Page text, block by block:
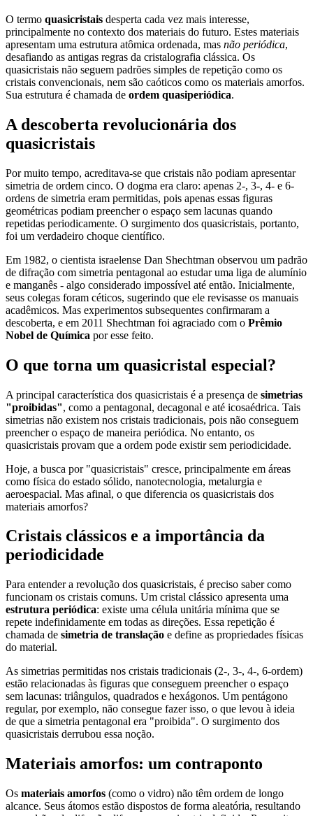
O termo quasicristais desperta cada vez mais interesse,
principalmente no contexto dos materiais do futuro. Estes materiais
apresentam uma estrutura atômica ordenada, mas não periódica,
desafiando as antigas regras da cristalografia clássica. Os
quasicristais não seguem padrões simples de repetição como os
cristais convencionais, nem são caóticos como os materiais amorfos.
Sua estrutura é chamada de ordem quasiperiódica.
A descoberta revolucionária dos
quasicristais
Por muito tempo, acreditava-se que cristais não podiam apresentar
simetria de ordem cinco. O dogma era claro: apenas 2-, 3-, 4- e 6-
ordens de simetria eram permitidas, pois apenas essas figuras
geométricas podiam preencher o espaço sem lacunas quando
repetidas periodicamente. O surgimento dos quasicristais, portanto,
foi um verdadeiro choque científico.
Em 1982, o cientista israelense Dan Shechtman observou um padrão
de difração com simetria pentagonal ao estudar uma liga de alumínio
e manganês - algo considerado impossível até então. Inicialmente,
seus colegas foram céticos, sugerindo que ele revisasse os manuais
acadêmicos. Mas experimentos subsequentes confirmaram a
descoberta, e em 2011 Shechtman foi agraciado com o Prêmio
Nobel de Química por esse feito.
O que torna um quasicristal especial?
A principal característica dos quasicristais é a presença de simetrias
"proibidas", como a pentagonal, decagonal e até icosaédrica. Tais
simetrias não existem nos cristais tradicionais, pois não conseguem
preencher o espaço de maneira periódica. No entanto, os
quasicristais provam que a ordem pode existir sem periodicidade.
Hoje, a busca por "quasicristais" cresce, principalmente em áreas
como física do estado sólido, nanotecnologia, metalurgia e
aeroespacial. Mas afinal, o que diferencia os quasicristais dos
materiais amorfos?
Cristais clássicos e a importância da
periodicidade
Para entender a revolução dos quasicristais, é preciso saber como
funcionam os cristais comuns. Um cristal clássico apresenta uma
estrutura periódica: existe uma célula unitária mínima que se
repete indefinidamente em todas as direções. Essa repetição é
chamada de simetria de translação e define as propriedades físicas
do material.
As simetrias permitidas nos cristais tradicionais (2-, 3-, 4-, 6-ordem)
estão relacionadas às figuras que conseguem preencher o espaço
sem lacunas: triângulos, quadrados e hexágonos. Um pentágono
regular, por exemplo, não consegue fazer isso, o que levou à ideia
de que a simetria pentagonal era "proibida". O surgimento dos
quasicristais derrubou essa noção.
Materiais amorfos: um contraponto
Os materiais amorfos (como o vidro) não têm ordem de longo
alcance. Seus átomos estão dispostos de forma aleatória, resultando